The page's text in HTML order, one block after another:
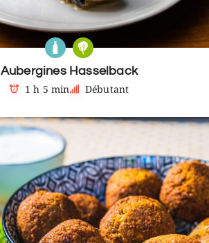
Aubergines Hasselback
1 h 5 min
Débutant